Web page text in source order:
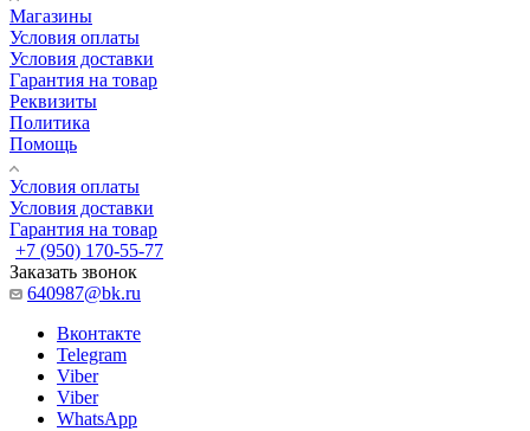
Магазины
Условия оплаты
Условия доставки
Гарантия на товар
Реквизиты
Политика
Помощь
Условия оплаты
Условия доставки
Гарантия на товар
+7 (950) 170-55-77
Заказать звонок
640987@bk.ru
Вконтакте
Telegram
Viber
Viber
WhatsApp